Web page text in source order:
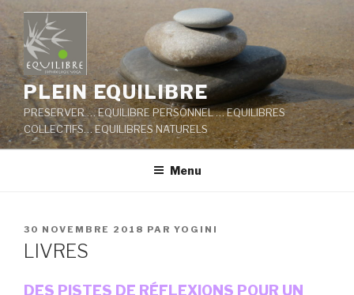
Aller
au
contenu
principal
PLEIN EQUILIBRE
PRESERVER … EQUILIBRE PERSONNEL … EQUILIBRES
COLLECTIFS… EQUILIBRES NATURELS
Menu
PUBLIÉ
LE
30 NOVEMBRE 2018 PAR YOGINI
LIVRES
DES PISTES DE RÉFLEXIONS POUR UN